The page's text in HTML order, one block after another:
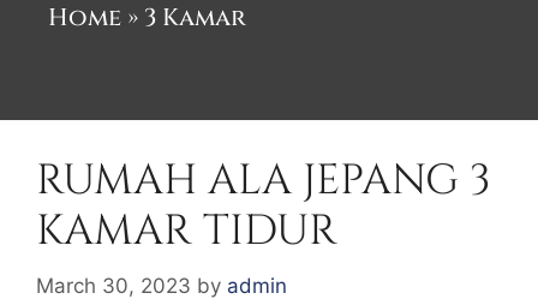
Home » 3 Kamar
RUMAH ALA JEPANG 3
KAMAR TIDUR
March 30, 2023 by admin